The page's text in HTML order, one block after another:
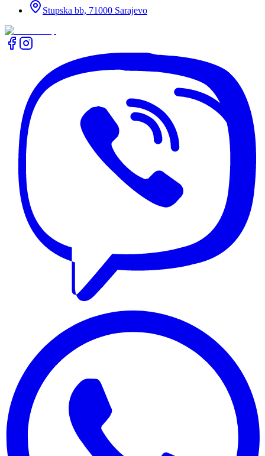
Stupska bb, 71000 Sarajevo